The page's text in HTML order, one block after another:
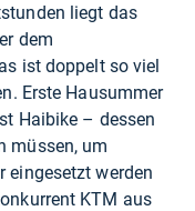
liegt das
dem
ist doppelt so viel
Erste Hausummer
Haibike – dessen
müssen, um
eingesetzt werden
KTM aus